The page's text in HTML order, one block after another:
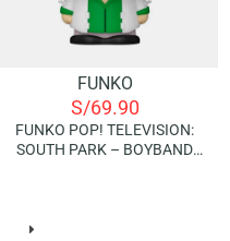
FUNKO
S/69.90
FUNKO POP! TELEVISION:
SOUTH PARK – BOYBAND